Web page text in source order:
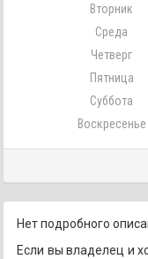
Вторник
Среда
Четверг
Пятница
Суббота
Воскресенье
Нет подробного
Если вы владелец и